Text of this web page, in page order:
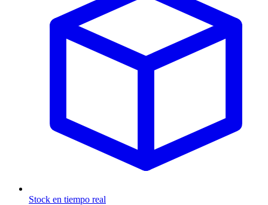
Stock en tiempo real